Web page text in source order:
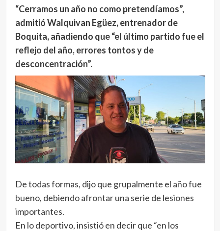
“Cerramos un año no como pretendíamos”,
admitió Walquivan Egüez, entrenador de
Boquita, añadiendo que “el último partido fue el
reflejo del año, errores tontos y de
desconcentración”.
De todas formas, dijo que grupalmente el año fue
bueno, debiendo afrontar una serie de lesiones
importantes.
En lo deportivo, insistió en decir que “en los